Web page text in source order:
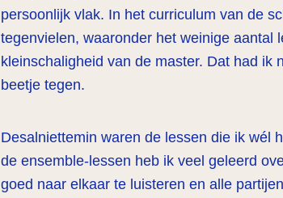
persoonlijk vlak. In het curriculum van de
tegenvielen, waaronder het weinige aantal
kleinschaligheid van de master. Dat had ik
beetje tegen.
Desalniettemin waren de lessen die ik wél
de ensemble-lessen heb ik veel geleerd
goed naar elkaar te luisteren en alle